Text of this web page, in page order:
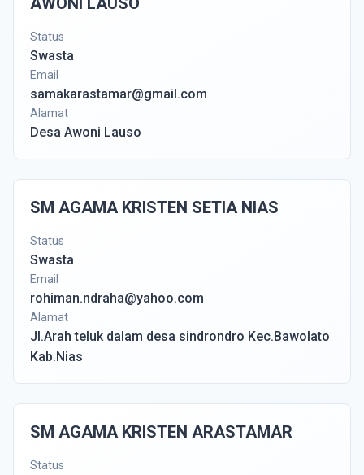
Status
Swasta
Email
samakarastamar@gmail.com
Alamat
Desa Awoni Lauso
SM AGAMA KRISTEN SETIA NIAS
Status
Swasta
Email
rohiman.ndraha@yahoo.com
Alamat
Jl.Arah teluk dalam desa sindrondro Kec.Bawolato
Kab.Nias
SM AGAMA KRISTEN ARASTAMAR
Status